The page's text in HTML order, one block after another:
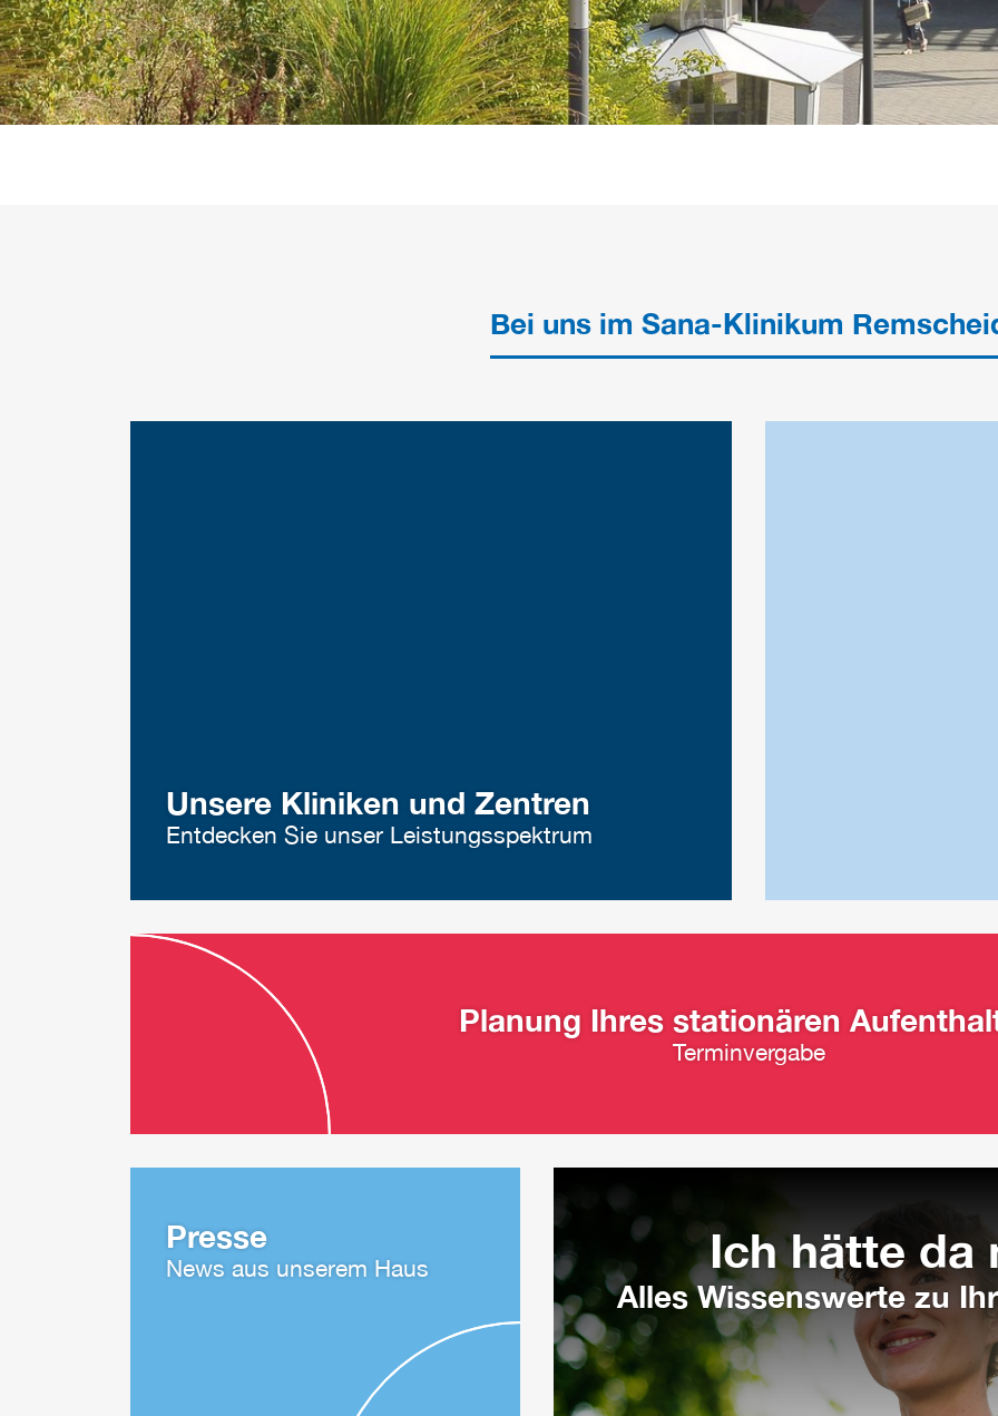
Bei uns im Sana-Klinikum
Unsere Kliniken und Zentren
Entdecken Sie unser Leistungsspektrum
Planung Ihres stationären
Terminvergabe
Presse
News aus unserem Haus Ich hätte da
Alles Wissenswerte zu